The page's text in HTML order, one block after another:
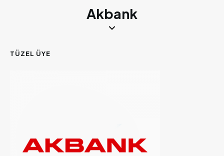
Akbank
TÜZEL ÜYE